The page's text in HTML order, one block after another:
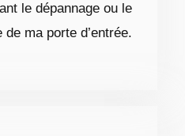
le dépannage ou le
de ma porte d’entrée.